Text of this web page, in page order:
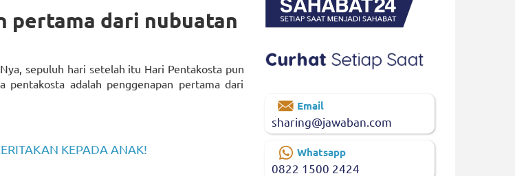
pertama dari nubuatan
sepuluh hari setelah itu Hari Pentakosta pun
pentakosta adalah penggenapan pertama dari
KEPADA ANAK!
Email
sharing@jawaban.com
Whatsapp
0822 1500 2424